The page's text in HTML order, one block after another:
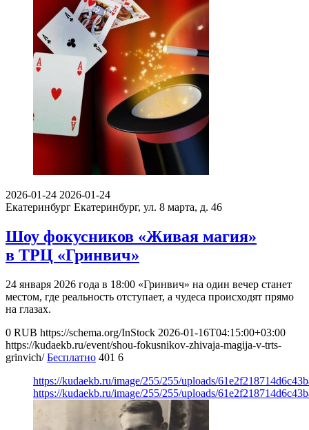
2026-01-24 2026-01-24
Екатеринбург Екатеринбург, ул. 8 марта, д. 46
Шоу фокусников «Живая магия»
в ТРЦ «Гринвич»
24 января 2026 года в 18:00 «Гринвич» на один вечер станет
местом, где реальность отступает, а чудеса происходят прямо
на глазах.
0 RUB https://schema.org/InStock 2026-01-16T04:15:00+03:00
https://kudaekb.ru/event/shou-fokusnikov-zhivaja-magija-v-trts-
grinvich/ Бесплатно 401 6
https://kudaekb.ru/image/255/255/uploads/
https://kudaekb.ru/image/255/255/uploads/